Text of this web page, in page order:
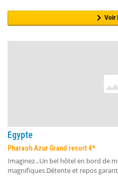
Voir
Egypte
Pharaoh Azur Grand resort 4*
Imaginez...Un bel hôtel en bord de
magnifiques.Détente et repos